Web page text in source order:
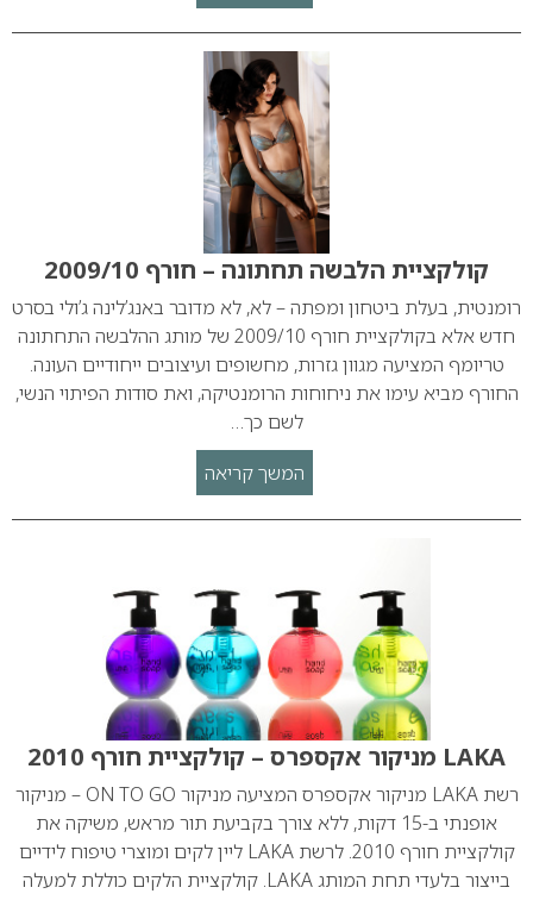
קולקציית הלבשה תחתונה – חורף 2009/10
רומנטית, בעלת ביטחון ומפתה – לא, לא מדובר באנג’לינה ג’ולי בסרט
חדש אלא בקולקציית חורף 2009/10 של מותג ההלבשה התחתונה
טריומף המציעה מגוון גזרות, מחשופים ועיצובים ייחודיים העונה.
החורף מביא עימו את ניחוחות הרומנטיקה, ואת סודות הפיתוי הנשי,
לשם כך…
המשך קריאה
LAKA מניקור אקספרס – קולקציית חורף 2010
רשת LAKA מניקור אקספרס המציעה מניקור ON TO GO – מניקור
אופנתי ב-15 דקות, ללא צורך בקביעת תור מראש, משיקה את
קולקציית חורף 2010. לרשת LAKA ליין לקים ומוצרי טיפוח לידיים
בייצור בלעדי תחת המותג LAKA. קולקציית הלקים כוללת למעלה